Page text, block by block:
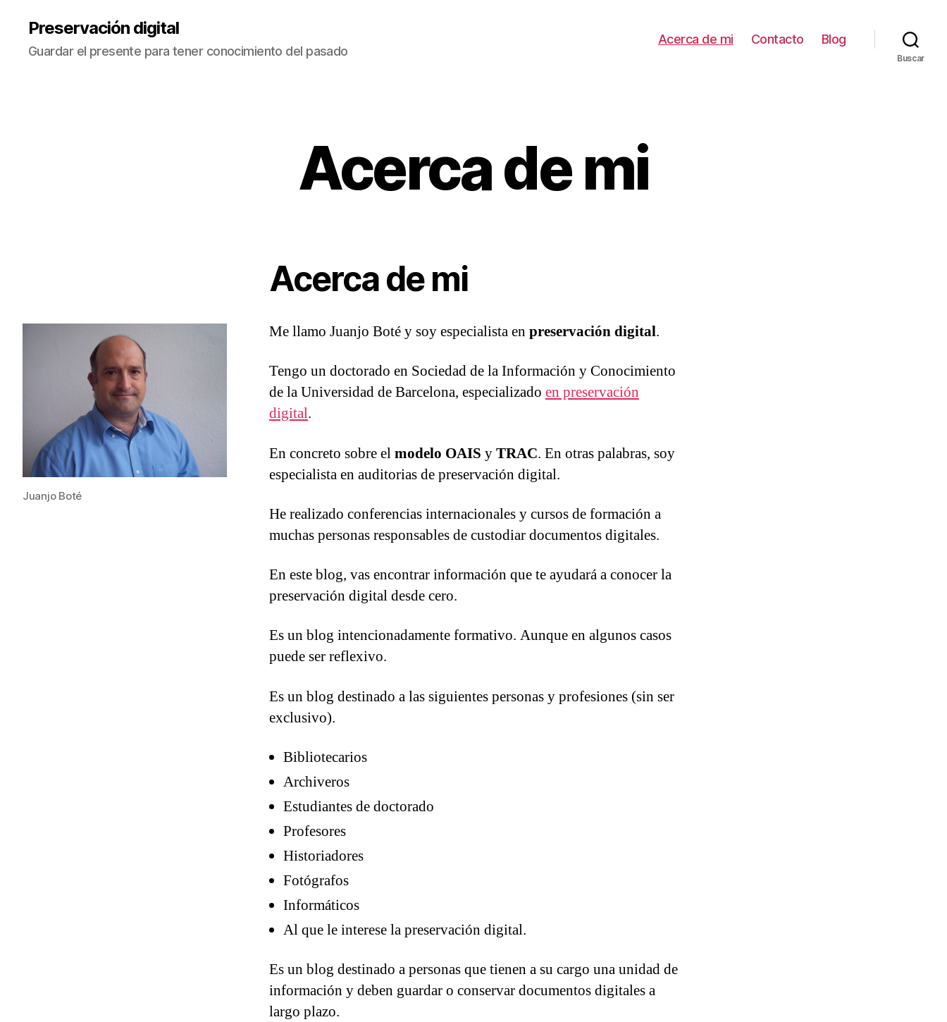
Preservación digital
Guardar el presente para tener conocimiento del pasado
Acerca de mi Contacto Blog
Buscar
Acerca de mi
Acerca de mi
Juanjo Boté
Me llamo Juanjo Boté y soy especialista en preservación digital.
Tengo un doctorado en Sociedad de la Información y Conocimiento
de la Universidad de Barcelona, especializado en preservación
digital.
En concreto sobre elmodelo OAIS yTRAC. En otras palabras, soy
especialista en auditorias de preservación digital.
He realizado conferencias internacionales y cursos de formación a
muchas personas responsables de custodiar documentos digitales.
En este blog, vas encontrar información que te ayudará a conocer la
preservación digital desde cero.
Es un blog intencionadamente formativo. Aunque en algunos casos
puede ser reflexivo.
Es un blog destinado a las siguientes personas y profesiones (sin ser
exclusivo).
Bibliotecarios
Archiveros
Estudiantes de doctorado
Profesores
Historiadores
Fotógrafos
Informáticos
Al que le interese la preservación digital.
Es un blog destinado a personas que tienen a su cargo una unidad de
información y deben guardar o conservar documentos digitales a
largo plazo.